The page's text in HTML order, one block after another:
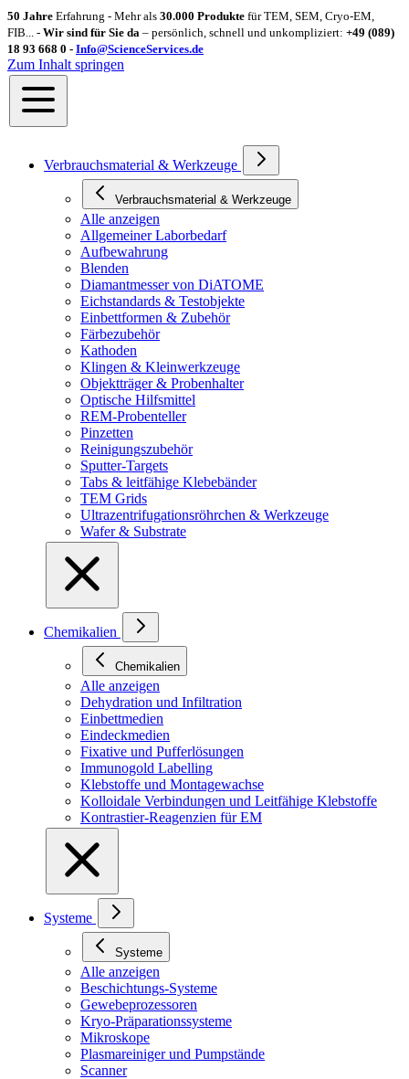
50 Jahre Erfahrung - Mehr als 30.000 Produkte für TEM, SEM, Cryo-EM,
FIB... - Wir sind für Sie da – persönlich, schnell und unkompliziert: +49 (089)
18 93 668 0 - Info@ScienceServices.de
Zum Inhalt springen
Verbrauchsmaterial & Werkzeuge
Verbrauchsmaterial & Werkzeuge
Alle anzeigen
Allgemeiner Laborbedarf
Aufbewahrung
Blenden
Diamantmesser von DiATOME
Eichstandards & Testobjekte
Einbettformen & Zubehör
Färbezubehör
Kathoden
Klingen & Kleinwerkzeuge
Objektträger & Probenhalter
Optische Hilfsmittel
REM-Probenteller
Pinzetten
Reinigungszubehör
Sputter-Targets
Tabs & leitfähige Klebebänder
TEM Grids
Ultrazentrifugationsröhrchen & Werkzeuge
Wafer & Substrate
Chemikalien
Chemikalien
Alle anzeigen
Dehydration und Infiltration
Einbettmedien
Eindeckmedien
Fixative und Pufferlösungen
Immunogold Labelling
Klebstoffe und Montagewachse
Kolloidale Verbindungen und Leitfähige Klebstoffe
Kontrastier-Reagenzien für EM
Systeme
Systeme
Alle anzeigen
Beschichtungs-Systeme
Gewebeprozessoren
Kryo-Präparationssysteme
Mikroskope
Plasmareiniger und Pumpstände
Scanner